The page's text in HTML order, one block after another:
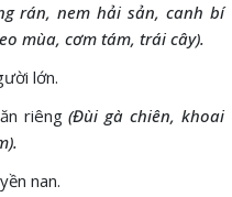
rán, nem hải sản, canh bí
mùa, cơm tám, trái cây).
lớn.
riêng(Đùi gà chiên, khoai
nan.